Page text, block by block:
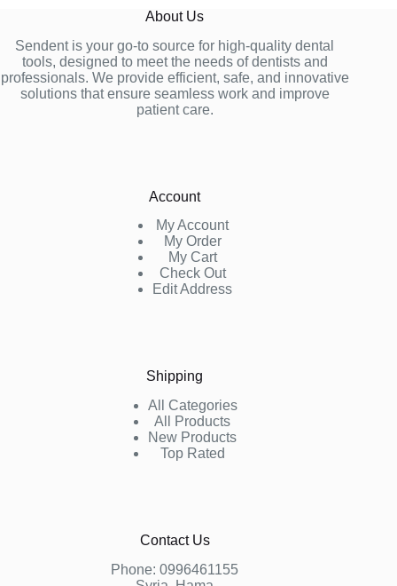
About Us
Sendent is your go-to source for high-quality dental
tools, designed to meet the needs of dentists and
professionals. We provide efficient, safe, and innovative
solutions that ensure seamless work and improve
patient care.
Account
My Account
My Order
My Cart
Check Out
Edit Address
Shipping
All Categories
All Products
New Products
Top Rated
Contact Us
Phone:0996461155